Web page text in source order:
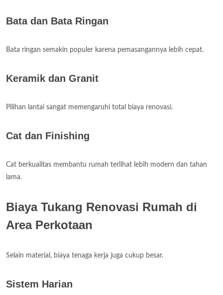
Bata dan Bata Ringan
Bata ringan semakin populer karena pemasangannya lebih cepat.
Keramik dan Granit
Pilihan lantai sangat memengaruhi total biaya renovasi.
Cat dan Finishing
Cat berkualitas membantu rumah terlihat lebih modern dan tahan
lama.
Biaya Tukang Renovasi Rumah di
Area Perkotaan
Selain material, biaya tenaga kerja juga cukup besar.
Sistem Harian